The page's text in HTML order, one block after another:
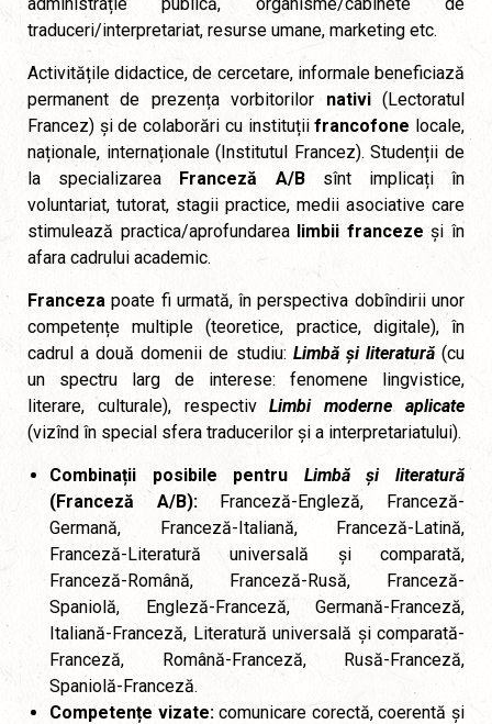
traduceri/interpretariat, resurse umane, marketing etc.
Activitățile didactice, de cercetare, informale beneficiază
permanent de prezența vorbitorilor nativi(Lectoratul
Francez) și de colaborări cu instituțiifrancofone locale,
naționale, internaționale (Institutul Francez). Studenții de
la specializarea Franceză A/Bsînt implicați în
voluntariat, tutorat, stagii practice, medii asociative care
stimulează practica/aprofundarea limbii franceze și în
afara cadrului academic.
Franceza poate fi urmată, în perspectiva dobîndirii unor
competențe multiple (teoretice, practice, digitale), în
cadrul a două domenii de studiu: Limbă și literatură(cu
un spectru larg de interese: fenomene lingvistice,
literare, culturale), respectivLimbi moderne aplicate
(vizînd în special sfera traducerilor și a interpretariatului).
Combinații posibile pentru Limbă și literatură
(Franceză A/B): Franceză-Engleză, Franceză-
Germană, Franceză-Italiană, Franceză-Latină,
Franceză-Literatură universală și comparată,
Franceză-Română, Franceză-Rusă, Franceză-
Spaniolă, Engleză-Franceză, Germană-Franceză,
Italiană-Franceză, Literatură universală și comparată-
Franceză, Română-Franceză, Rusă-Franceză,
Spaniolă-Franceză.
Competențe vizate:comunicare corectă, coerentă și